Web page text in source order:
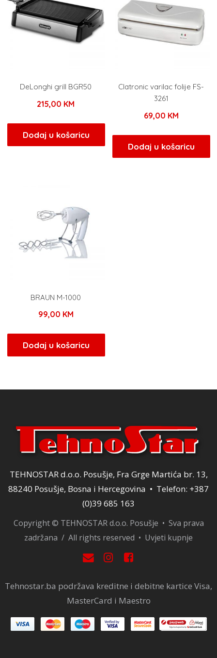
DeLonghi grill BGR50
215,00 KM
Dodaj u košaricu
Clatronic varilac folije FS-
3261
69,00 KM
Dodaj u košaricu
BRAUN M-1000
99,00 KM
Dodaj u košaricu
TEHNOSTAR d.o.o. Posušje, Fra Grge Martića br. 13,
88240 Posušje, Bosna i Hercegovina • Telefon: +387
(0)39 685 163
Copyright © TEHNOSTAR d.o.o. Posušje • Sva prava
zadržana / All rights reserved • Uvjeti kupnje
Tehnostar.ba podržava kreditne i debitne kartice Visa,
MasterCard i Maestro